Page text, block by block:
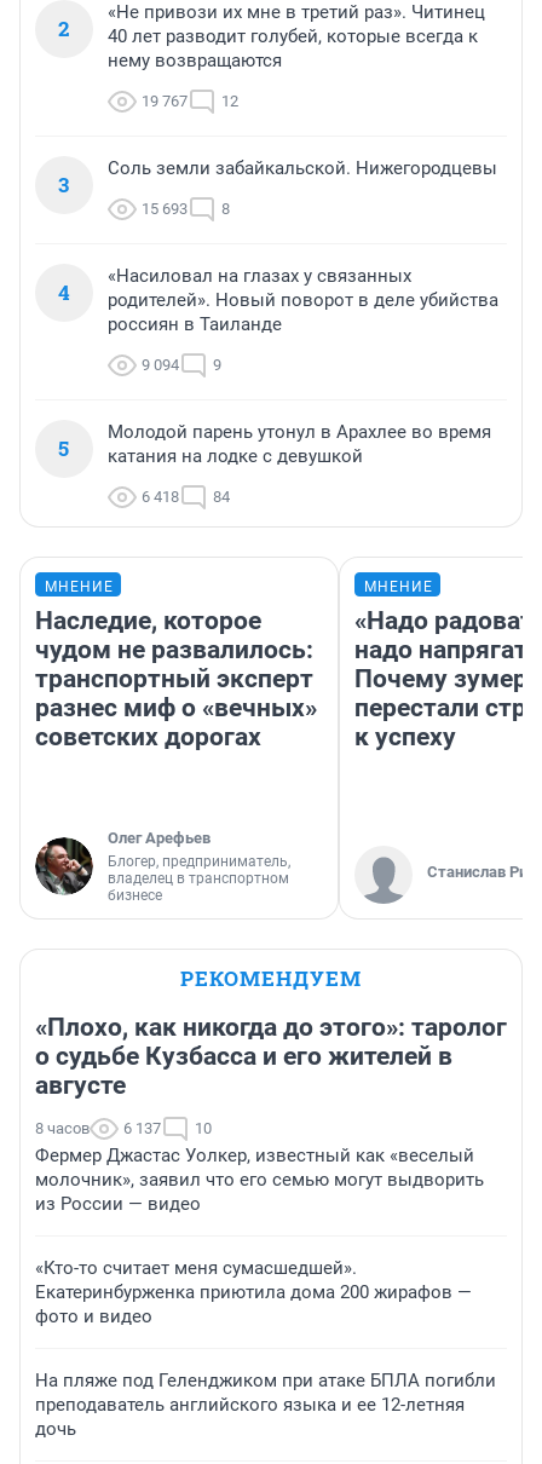
2
«Не привози их мне в третий раз». Читинец
40 лет разводит голубей, которые всегда к
нему возвращаются
19 767 12
3
Соль земли забайкальской. Нижегородцевы
15 693 8
4
«Насиловал на глазах у связанных
родителей». Новый поворот в деле убийства
россиян в Таиланде
9 094 9
5
Молодой парень утонул в Арахлее во время
катания на лодке с девушкой
6 418 84
МНЕНИЕ
Наследие, которое
чудом не развалилось:
транспортный эксперт
разнес миф о «вечных»
советских дорогах
Олег Арефьев
Блогер, предприниматель,
владелец в транспортном
бизнесе
МНЕНИЕ
«Надо
надо
Почему
перестали
к успеху
Станислав
РЕКОМЕНДУЕМ
«Плохо, как никогда до этого»: таролог
о судьбе Кузбасса и его жителей в
августе
8 часов 6 137 10
Фермер Джастас Уолкер, известный как «веселый
молочник», заявил что его семью могут выдворить
из России — видео
«Кто-то считает меня сумасшедшей».
Екатеринбурженка приютила дома 200 жирафов —
фото и видео
На пляже под Геленджиком при атаке БПЛА погибли
преподаватель английского языка и ее 12-летняя
дочь